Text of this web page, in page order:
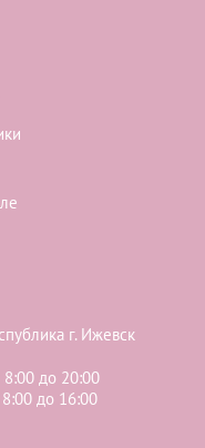
г. Ижевск
до 20:00
до 16:00